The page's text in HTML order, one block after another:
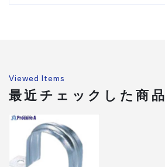
Viewed Items
最近チェックした商品